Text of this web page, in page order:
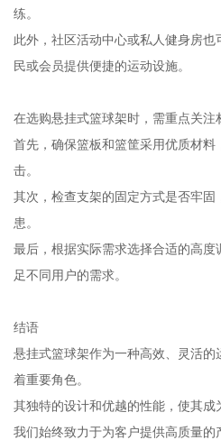
练。
此外，社区活动中心或私人健身房
民或会员提供便捷的运动设施。
在选购悬挂式篮球架时，需重点关注
首先，确保篮板和篮筐采用优质材
击。
其次，检查支架的固定方式是否牢
患。
最后，根据实际需求选择合适的高
足不同用户的需求。
结语
悬挂式篮球架作为一种高效、灵活
着重要角色。
其独特的设计和优越的性能，使其成
我们始终致力于为客户提供高质量